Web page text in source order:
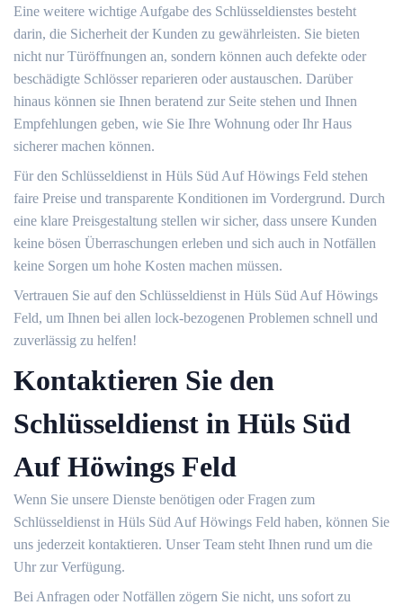
Eine weitere wichtige Aufgabe des Schlüsseldienstes besteht
darin, die Sicherheit der Kunden zu gewährleisten.​ Sie bieten
nicht nur Türöffnungen an, sondern können auch defekte oder
beschädigte Schlösser reparieren oder austauschen.​ Darüber
hinaus können sie Ihnen beratend zur Seite stehen und Ihnen
Empfehlungen geben, wie Sie Ihre Wohnung oder Ihr Haus
sicherer machen können.​
Für den Schlüsseldienst in Hüls Süd Auf Höwings Feld stehen
faire Preise und transparente Konditionen im Vordergrund.​ Durch
eine klare Preisgestaltung stellen wir sicher, dass unsere Kunden
keine bösen Überraschungen erleben und sich auch in Notfällen
keine Sorgen um hohe Kosten machen müssen.​
Vertrauen Sie auf den Schlüsseldienst in Hüls Süd Auf Höwings
Feld, um Ihnen bei allen lock-bezogenen Problemen schnell und
zuverlässig zu helfen!​
Kontaktieren Sie den
Schlüsseldienst in Hüls Süd
Auf Höwings Feld
Wenn Sie unsere Dienste benötigen oder Fragen zum
Schlüsseldienst in Hüls Süd Auf Höwings Feld haben, können Sie
uns jederzeit kontaktieren.​ Unser Team steht Ihnen rund um die
Uhr zur Verfügung.​
Bei Anfragen oder Notfällen zögern Sie nicht, uns sofort zu